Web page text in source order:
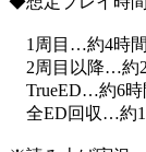
1周目…約4時間
2周目以降…約
TrueED…約6時
全ED回収…約